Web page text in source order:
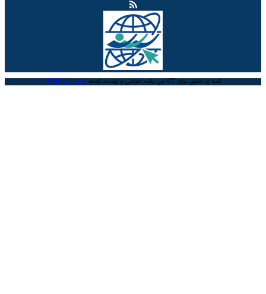
کلیه ی حقوق برای ICT می باشد طراحی و توسعه توسط والویرا (Walvira)